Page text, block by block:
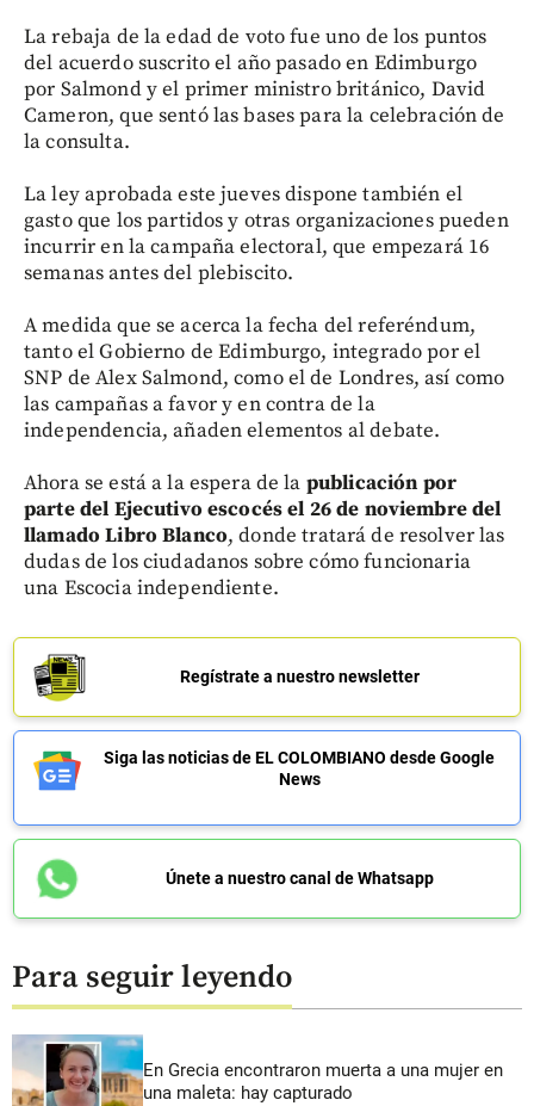
La rebaja de la edad de voto fue uno de los puntos
del acuerdo suscrito el año pasado en Edimburgo
por Salmond y el primer ministro británico, David
Cameron, que sentó las bases para la celebración de
la consulta.
La ley aprobada este jueves dispone también el
gasto que los partidos y otras organizaciones pueden
incurrir en la campaña electoral, que empezará 16
semanas antes del plebiscito.
A medida que se acerca la fecha del referéndum,
tanto el Gobierno de Edimburgo, integrado por el
SNP de Alex Salmond, como el de Londres, así como
las campañas a favor y en contra de la
independencia, añaden elementos al debate.
Ahora se está a la espera de la publicación por
parte del Ejecutivo escocés el 26 de noviembre del
llamado Libro Blanco, donde tratará de resolver las
dudas de los ciudadanos sobre cómo funcionaria
una Escocia independiente.
Regístrate a nuestro newsletter
Siga las noticias de EL COLOMBIANO desde Google
News
Únete a nuestro canal de Whatsapp
Para seguir leyendo
En Grecia encontraron muerta a una mujer en
una maleta: hay capturado